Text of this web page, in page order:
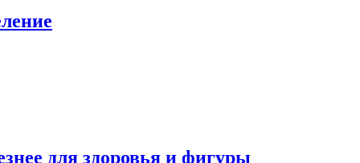
для здоровья и фигуры